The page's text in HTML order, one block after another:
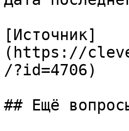
[Источник]
(https://
/?id=4706)
## Ещё